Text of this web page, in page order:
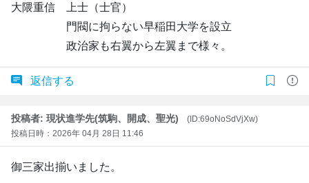
大隈重信 上士（士官）
門閥に拘らない早稲田大学を設立
政治家も右翼から左翼まで様々。
返信する
投稿者: 現状進学先(筑駒、開成、聖光)
(ID:69oNoSdVjXw)
投稿日時：2026年 04月 28日 11:46
御三家出揃いました。